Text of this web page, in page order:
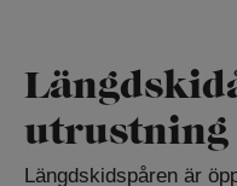
utrustning
Längdskidspåren är